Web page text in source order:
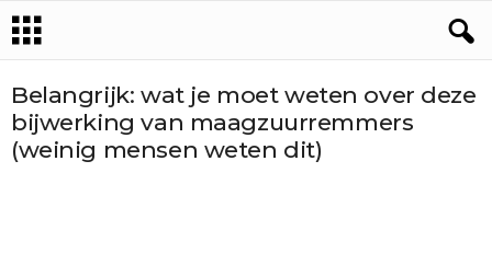
Belangrijk: wat je moet weten over deze
bijwerking van maagzuurremmers
(weinig mensen weten dit)